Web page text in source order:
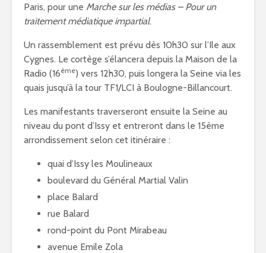
Paris, pour une Marche sur les médias – Pour un
traitement médiatique impartial.
Un rassemblement est prévu dès 10h30 sur l’Ile aux
Cygnes. Le cortège s’élancera depuis la Maison de la
Radio (16ème) vers 12h30, puis longera la Seine via les
quais jusqu’à la tour TF1/LCI à Boulogne-Billancourt.
Les manifestants traverseront ensuite la Seine au
niveau du pont d’Issy et entreront dans le 15ème
arrondissement selon cet itinéraire :
quai d’Issy les Moulineaux
boulevard du Général Martial Valin
place Balard
rue Balard
rond-point du Pont Mirabeau
avenue Emile Zola